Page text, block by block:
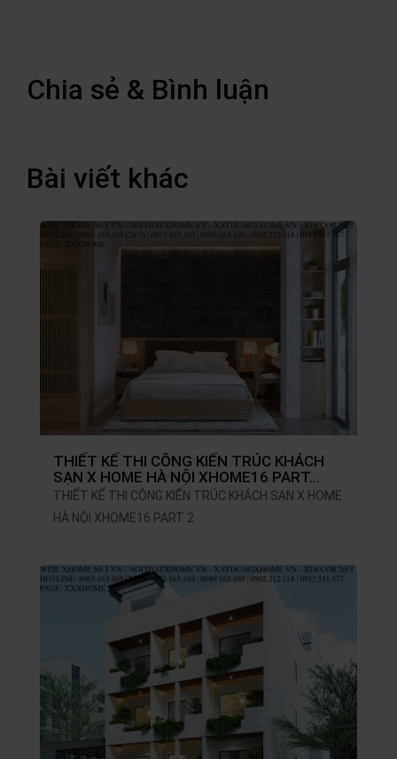
Chia sẻ & Bình luận
Bài viết khác
THIẾT KẾ THI CÔNG KIẾN TRÚC KHÁCH
SẠN X HOME HÀ NỘI XHOME16 PART…
THIẾT KẾ THI CÔNG KIẾN TRÚC KHÁCH SẠN X HOME
HÀ NỘI XHOME16 PART 2